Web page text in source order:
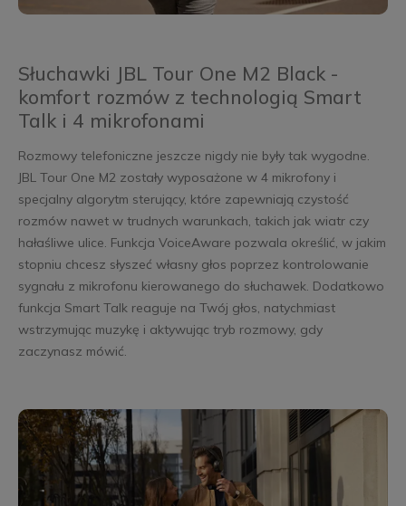
Słuchawki JBL Tour One M2 Black -
komfort rozmów z technologią Smart
Talk i 4 mikrofonami
Rozmowy telefoniczne jeszcze nigdy nie były tak wygodne.
JBL Tour One M2 zostały wyposażone w 4 mikrofony i
specjalny algorytm sterujący, które zapewniają czystość
rozmów nawet w trudnych warunkach, takich jak wiatr czy
hałaśliwe ulice. Funkcja VoiceAware pozwala określić, w jakim
stopniu chcesz słyszeć własny głos poprzez kontrolowanie
sygnału z mikrofonu kierowanego do słuchawek. Dodatkowo
funkcja Smart Talk reaguje na Twój głos, natychmiast
wstrzymując muzykę i aktywując tryb rozmowy, gdy
zaczynasz mówić.